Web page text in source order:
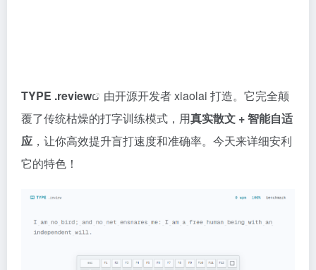
TYPE .review
由开源开发者 xiaolai 打造。它完全颠
覆了传统枯燥的打字训练模式，用真实散文 + 智能自适
应 ，让你高效提升盲打速度和准确率。今天来详细安利
它的特色！